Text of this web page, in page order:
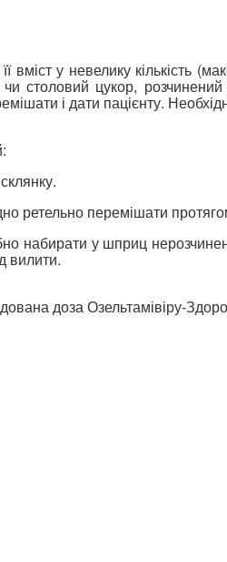
вміст у невелику кількість
столовий цукор,
і дати пацієнту.
ретельно перемішати
набирати у шприц
вилити.
доза Озельтамівіру-